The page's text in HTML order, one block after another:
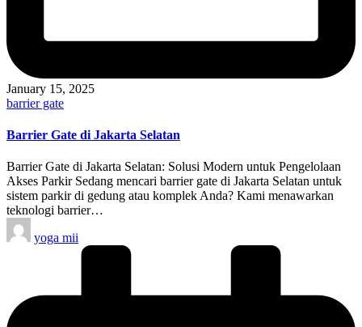
January 15, 2025
Posted
barrier gate
Barrier Gate di Jakarta Selatan
Barrier Gate di Jakarta Selatan: Solusi Modern untuk Pengelolaan
Akses Parkir Sedang mencari barrier gate di Jakarta Selatan untuk
sistem parkir di gedung atau komplek Anda? Kami menawarkan
teknologi barrier…
Posted
by
yoga mii